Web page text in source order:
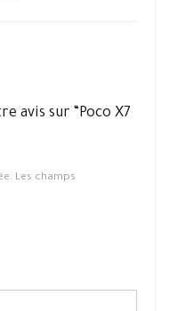
avis sur “Poco X7
Les champs